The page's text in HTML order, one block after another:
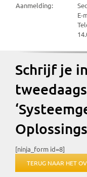
Aanmelding:
E-
Schrijf je
[ninja_form id=8]
TERUG NAAR HET